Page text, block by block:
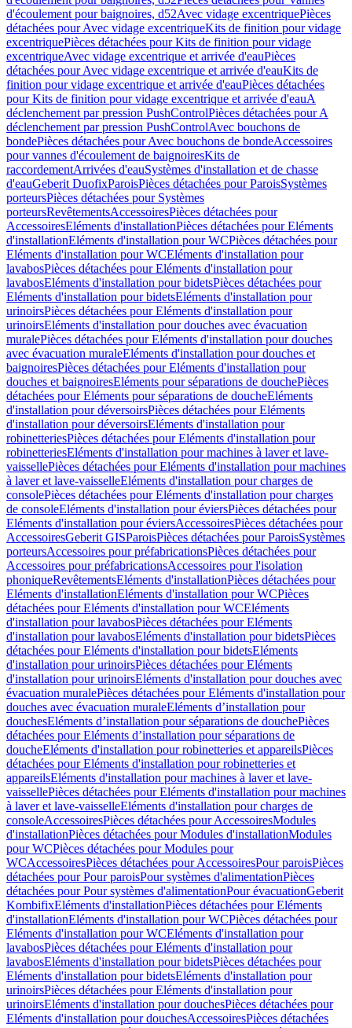
d'écoulement pour baignoires, d52Avec vidage excentriquePièces
détachées pour Avec vidage excentriqueKits de finition pour vidage
excentriquePièces détachées pour Kits de finition pour vidage
excentriqueAvec vidage excentrique et arrivée d'eauPièces
détachées pour Avec vidage excentrique et arrivée d'eauKits de
finition pour vidage excentrique et arrivée d'eauPièces détachées
pour Kits de finition pour vidage excentrique et arrivée d'eauA
déclenchement par pression PushControlPièces détachées pour A
déclenchement par pression PushControlAvec bouchons de
bondePièces détachées pour Avec bouchons de bondeAccessoires
pour vannes d'écoulement de baignoiresKits de
raccordementArrivées d'eauSystèmes d'installation et de chasse
d'eauGeberit DuofixParoisPièces détachées pour ParoisSystèmes
porteursPièces détachées pour Systèmes
porteursRevêtementsAccessoiresPièces détachées pour
AccessoiresEléments d'installationPièces détachées pour Eléments
d'installationEléments d'installation pour WCPièces détachées pour
Eléments d'installation pour WCEléments d'installation pour
lavabosPièces détachées pour Eléments d'installation pour
lavabosEléments d'installation pour bidetsPièces détachées pour
Eléments d'installation pour bidetsEléments d'installation pour
urinoirsPièces détachées pour Eléments d'installation pour
urinoirsEléments d'installation pour douches avec évacuation
muralePièces détachées pour Eléments d'installation pour douches
avec évacuation muraleEléments d'installation pour douches et
baignoiresPièces détachées pour Eléments d'installation pour
douches et baignoiresEléments pour séparations de douchePièces
détachées pour Eléments pour séparations de doucheEléments
d'installation pour déversoirsPièces détachées pour Eléments
d'installation pour déversoirsEléments d'installation pour
robinetteriesPièces détachées pour Eléments d'installation pour
robinetteriesEléments d'installation pour machines à laver et lave-
vaissellePièces détachées pour Eléments d'installation pour machines
à laver et lave-vaisselleEléments d'installation pour charges de
consolePièces détachées pour Eléments d'installation pour charges
de consoleEléments d'installation pour éviersPièces détachées pour
Eléments d'installation pour éviersAccessoiresPièces détachées pour
AccessoiresGeberit GISParoisPièces détachées pour ParoisSystèmes
porteursAccessoires pour préfabricationsPièces détachées pour
Accessoires pour préfabricationsAccessoires pour l'isolation
phoniqueRevêtementsEléments d'installationPièces détachées pour
Eléments d'installationEléments d'installation pour WCPièces
détachées pour Eléments d'installation pour WCEléments
d'installation pour lavabosPièces détachées pour Eléments
d'installation pour lavabosEléments d'installation pour bidetsPièces
détachées pour Eléments d'installation pour bidetsEléments
d'installation pour urinoirsPièces détachées pour Eléments
d'installation pour urinoirsEléments d'installation pour douches avec
évacuation muralePièces détachées pour Eléments d'installation pour
douches avec évacuation muraleEléments d’installation pour
douchesEléments d’installation pour séparations de douchePièces
détachées pour Eléments d’installation pour séparations de
doucheEléments d'installation pour robinetteries et appareilsPièces
détachées pour Eléments d'installation pour robinetteries et
appareilsEléments d'installation pour machines à laver et lave-
vaissellePièces détachées pour Eléments d'installation pour machines
à laver et lave-vaisselleEléments d'installation pour charges de
consoleAccessoiresPièces détachées pour AccessoiresModules
d'installationPièces détachées pour Modules d'installationModules
pour WCPièces détachées pour Modules pour
WCAccessoiresPièces détachées pour AccessoiresPour paroisPièces
détachées pour Pour paroisPour systèmes d'alimentationPièces
détachées pour Pour systèmes d'alimentationPour évacuationGeberit
KombifixEléments d'installationPièces détachées pour Eléments
d'installationEléments d'installation pour WCPièces détachées pour
Eléments d'installation pour WCEléments d'installation pour
lavabosPièces détachées pour Eléments d'installation pour
lavabosEléments d'installation pour bidetsPièces détachées pour
Eléments d'installation pour bidetsEléments d'installation pour
urinoirsPièces détachées pour Eléments d'installation pour
urinoirsEléments d'installation pour douchesPièces détachées pour
Eléments d'installation pour douchesAccessoiresPièces détachées